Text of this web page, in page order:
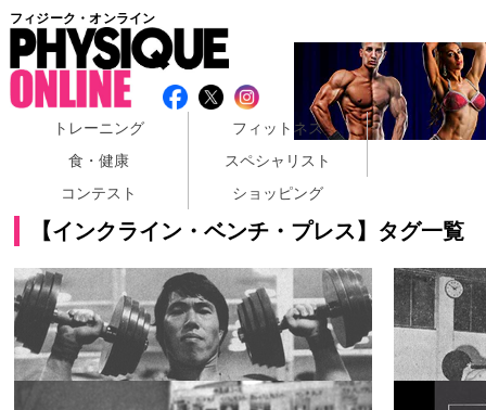
フィジーク・オンライン
トレーニング
フィットネス
食・健康
スペシャリスト
コンテスト
ショッピング
【インクライン・ベンチ・プレス】タグ一覧